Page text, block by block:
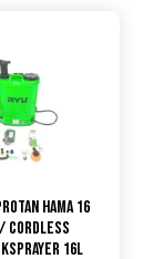
Hama 16
16L